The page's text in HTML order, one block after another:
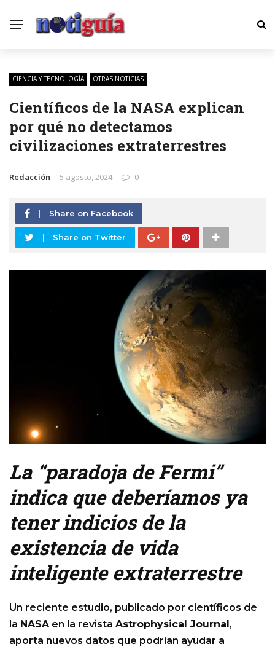
CIENCIA Y TECNOLOGÍA OTRAS NOTICIAS
Científicos de la NASA explican
por qué no detectamos
civilizaciones extraterrestres
Redacción 5 agosto, 2024 0
Share on Facebook
Share on Twitter
La “paradoja de Fermi”
indica que deberíamos ya
tener indicios de la
existencia de vida
inteligente extraterrestre
Un reciente estudio, publicado por científicos de
la NASAen la revista Astrophysical Journal,
aporta nuevos datos que podrían ayudar a